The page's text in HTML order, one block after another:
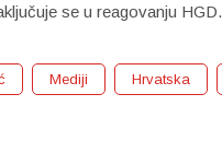
se u reagovanju HGD.
Mediji Hrvatska